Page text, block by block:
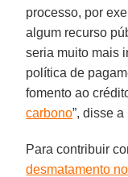
processo, por
algum recurso
seria muito mais
política de
fomento ao
carbono”, disse
Para contribuir
desmatamento